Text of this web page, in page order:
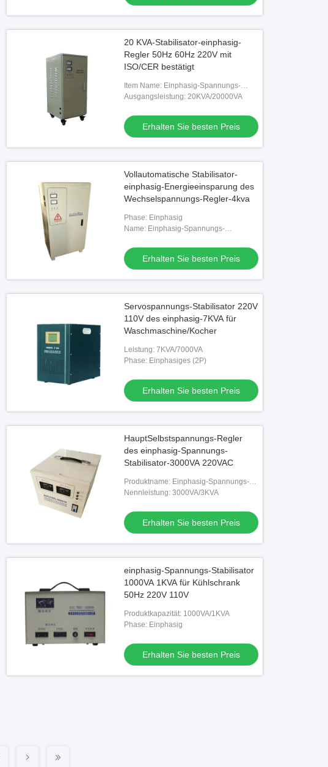
20 KVA-Stabilisator-einphasig-
Regler 50Hz 60Hz 220V mit
ISO/CER bestätigt
Item Name: Einphasig-Spannungs-
Stabilisator
Ausgangsleistung: 20KVA/20000VA
Erhalten Sie besten Preis
Vollautomatische Stabilisator-
einphasig-Energieeinsparung des
Wechselspannungs-Regler-4kva
Phase: Einphasig
Name: Einphasig-Spannungs-
Erhalten Sie besten Preis
Servospannungs-Stabilisator 220V
110V des einphasig-7KVA für
Waschmaschine/Kocher
Leistung: 7KVA/7000VA
Phase: Einphasiges (2P)
Erhalten Sie besten Preis
HauptSelbstspannungs-Regler
des einphasig-Spannungs-
Stabilisator-3000VA 220VAC
Produktname: Einphasig-Spannungs-
Stabilisator
Nennleistung: 3000VA/3KVA
Erhalten Sie besten Preis
einphasig-Spannungs-Stabilisator
1000VA 1KVA für Kühlschrank
50Hz 220V 110V
Produktkapazität: 1000VA/1KVA
Phase: Einphasig
Erhalten Sie besten Preis